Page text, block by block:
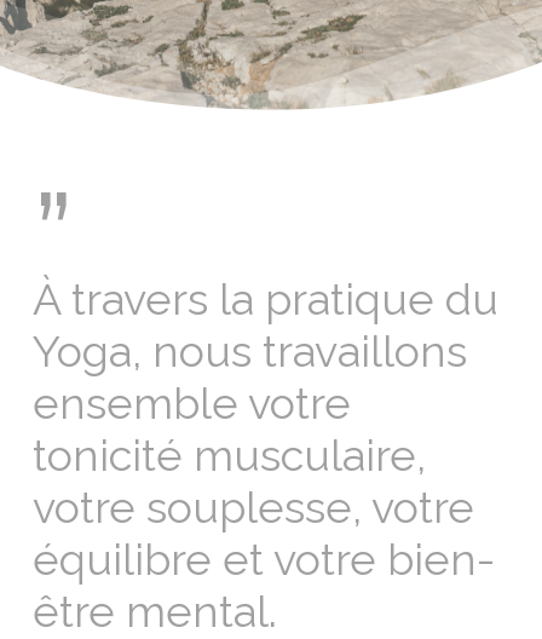
”
À travers la pratique du
Yoga, nous travaillons
ensemble votre
tonicité musculaire,
votre souplesse, votre
équilibre et votre bien-
être mental.